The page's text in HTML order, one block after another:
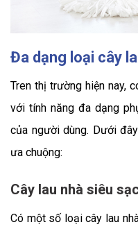
Đa dạng loại cây
Tren thị trường hiện nay,
với tính năng đa dạng
của người dùng. Dưới
ưa chuộng:
Cây lau nhà siêu
Có một số loại cây lau